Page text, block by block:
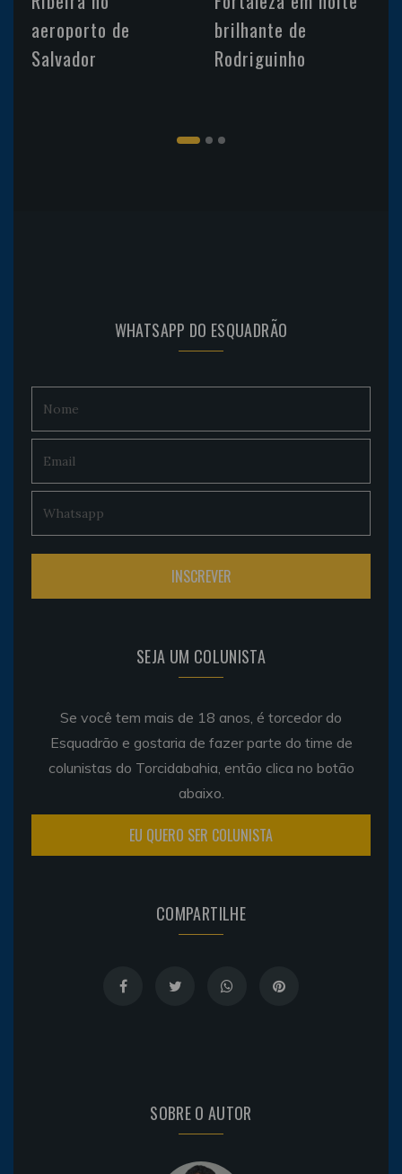
aeroporto de
Salvador
brilhante de
Rodriguinho
WHATSAPP DO ESQUADRÃO
SEJA UM COLUNISTA
Se você tem mais de 18 anos, é torcedor do
Esquadrão e gostaria de fazer parte do time de
colunistas do Torcidabahia, então clica no botão
abaixo.
EU QUERO SER COLUNISTA
COMPARTILHE
SOBRE O AUTOR